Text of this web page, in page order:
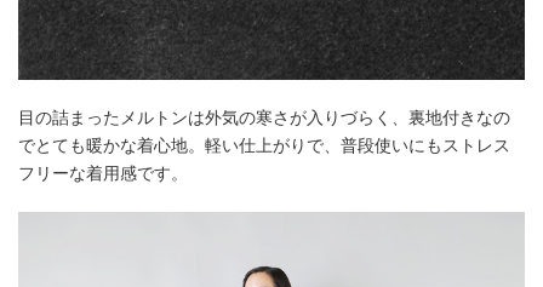
目の詰まったメルトンは外気の寒さが入りづらく、裏地付きなの
でとても暖かな着心地。軽い仕上がりで、普段使いにもストレス
フリーな着用感です。